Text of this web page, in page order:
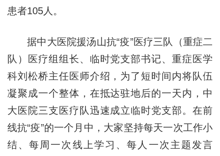
患者105人。
据中大医院援汤山抗“疫”医疗三队（重症二
队）医疗组组长、临时党支部书记、重症医学
科刘松桥主任医师介绍，为了短时间内将队伍
凝聚成一个整体，在抵达驻地后的一天内，中
大医院三支医疗队迅速成立临时党支部。在前
线抗“疫”的一个月中，大家坚持每天一次工作小
结、每周一次线上学习、每人一次主题发言